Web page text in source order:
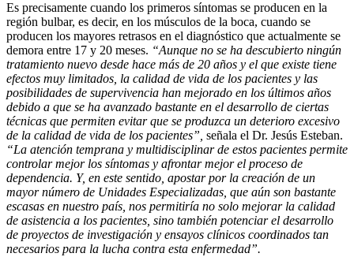
Es precisamente cuando los primeros síntomas se producen en la
región bulbar, es decir, en los músculos de la boca, cuando se
producen los mayores retrasos en el diagnóstico que actualmente se
demora entre 17 y 20 meses. “Aunque no se ha descubierto ningún
tratamiento nuevo desde hace más de 20 años y el que existe tiene
efectos muy limitados, la calidad de vida de los pacientes y las
posibilidades de supervivencia han mejorado en los últimos años
debido a que se ha avanzado bastante en el desarrollo de ciertas
técnicas que permiten evitar que se produzca un deterioro excesivo
de la calidad de vida de los pacientes”, señala el Dr. Jesús Esteban.
“La atención temprana y multidisciplinar de estos pacientes permite
controlar mejor los síntomas y afrontar mejor el proceso de
dependencia. Y, en este sentido, apostar por la creación de un
mayor número de Unidades Especializadas, que aún son bastante
escasas en nuestro país, nos permitiría no solo mejorar la calidad
de asistencia a los pacientes, sino también potenciar el desarrollo
de proyectos de investigación y ensayos clínicos coordinados tan
necesarios para la lucha contra esta enfermedad”.